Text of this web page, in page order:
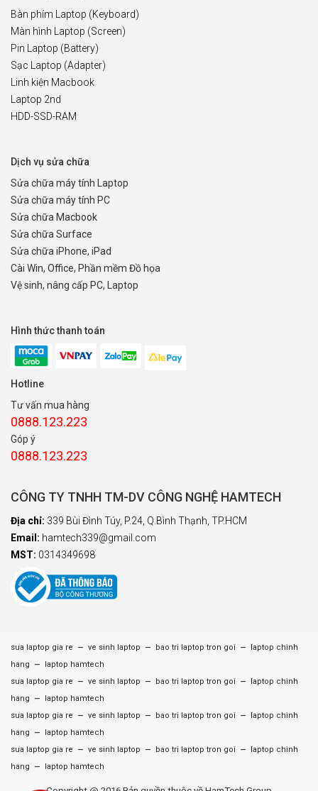
Bàn phím Laptop (Keyboard)
Màn hình Laptop (Screen)
Pin Laptop (Battery)
Sạc Laptop (Adapter)
Linh kiện Macbook
Laptop 2nd
HDD-SSD-RAM
Dịch vụ sửa chữa
Sửa chữa máy tính Laptop
Sửa chữa máy tính PC
Sửa chữa Macbook
Sửa chữa Surface
Sửa chữa iPhone, iPad
Cài Win, Office, Phần mềm Đồ họa
Vệ sinh, nâng cấp PC, Laptop
Hình thức thanh toán
Hotline
Tư vấn mua hàng
0888.123.223
Góp ý
0888.123.223
CÔNG TY TNHH TM-DV CÔNG NGHỆ HAMTECH
Địa chỉ: 339 Bùi Đình Túy, P.24, Q.Bình Thạnh, TP.HCM
Email: hamtech339@gmail.com
MST: 0314349698
sua laptop gia re – ve sinh laptop – bao tri laptop tron goi –
laptop chinh
hang
–
laptop hamtech
sua laptop gia re
– ve sinh laptop – bao tri laptop tron goi –
laptop chinh
hang
–
laptop hamtech
sua laptop gia re
– ve sinh laptop – bao tri laptop tron goi –
laptop chinh
hang
–
laptop hamtech
sua laptop gia re
– ve sinh laptop – bao tri laptop tron goi –
laptop chinh
hang
– laptop hamtech